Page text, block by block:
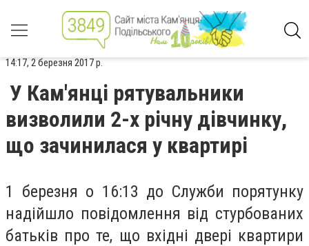
14:17, 2 березня 2017 р.
У Кам'янці рятувальники
визволили 2-х річну дівчинку,
що зачинилася у квартирі
1 березня о 16:13 до Служби порятунку
надійшло повідомлення від стурбованих
батьків про те, що вхідні двері квартири